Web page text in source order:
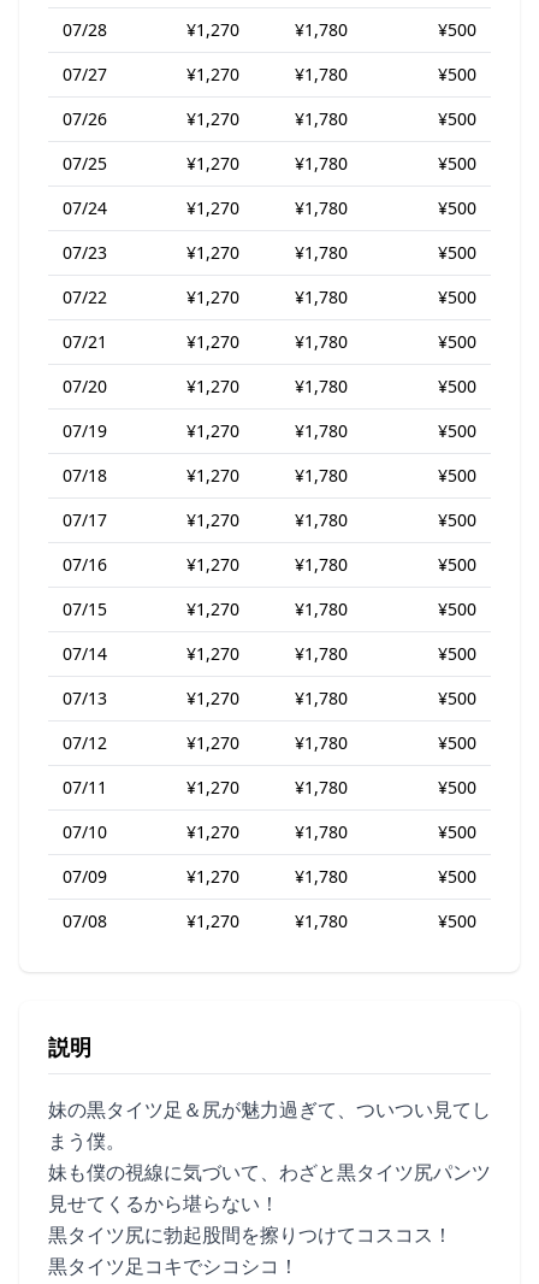
07/28 ¥1,270 ¥1,780
¥500
07/27
¥1,270 ¥1,780
¥500
07/26
¥1,270 ¥1,780
¥500
07/25
¥1,270 ¥1,780
¥500
07/24
¥1,270 ¥1,780
¥500
07/23
¥1,270 ¥1,780
¥500
07/22
¥1,270 ¥1,780
¥500
07/21
¥1,270 ¥1,780
¥500
07/20
¥1,270 ¥1,780
¥500
07/19
¥1,270 ¥1,780
¥500
07/18
¥1,270 ¥1,780
¥500
07/17
¥1,270 ¥1,780
¥500
07/16
¥1,270 ¥1,780
¥500
07/15
¥1,270 ¥1,780
¥500
07/14
¥1,270 ¥1,780
¥500
07/13
¥1,270 ¥1,780
¥500
07/12
¥1,270 ¥1,780
¥500
07/11
¥1,270 ¥1,780
¥500
07/10
¥1,270 ¥1,780
¥500
07/09
¥1,270 ¥1,780
¥500
07/08
¥1,270 ¥1,780 ¥500
説明
妹の黒タイツ足＆尻が魅力過ぎて、ついつい見てし
まう僕。
妹も僕の視線に気づいて、わざと黒タイツ尻パンツ
見せてくるから堪らない！
黒タイツ尻に勃起股間を擦りつけてコスコス！
黒タイツ足コキでシコシコ！